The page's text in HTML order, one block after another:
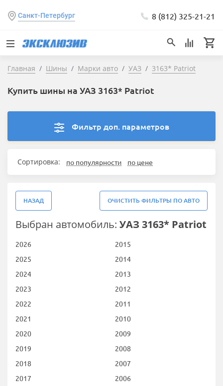
Санкт-Петербург 8 (812) 325-21-21
Главная Шины Марки авто УАЗ 3163* Patriot
Купить шины на УАЗ 3163* Patriot
Фильтр доп. параметров
Сортировка: по популярности по цене
НАЗАД ОЧИСТИТЬ ФИЛЬТРЫ ПО АВТО
Выбран автомобиль: УАЗ 3163* Patriot
2026
2025
2024
2023
2022
2021
2020
2019
2018
2017
2015
2014
2013
2012
2011
2010
2009
2008
2007
2006